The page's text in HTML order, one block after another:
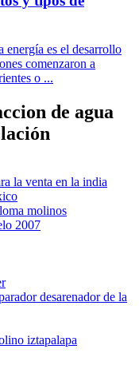
energía es el desarrollo
comenzaron a
o ...
de agua
la venta en la india
molinos
2007
desarenador de la
iztapalapa